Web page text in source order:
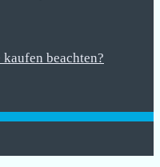
beachten?